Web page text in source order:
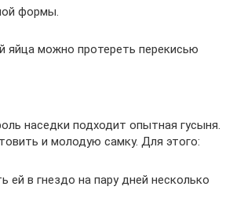
формы.
яйца можно протереть перекисью
наседки подходит опытная гусыня.
и молодую самку. Для этого:
ей в гнездо на пару дней несколько